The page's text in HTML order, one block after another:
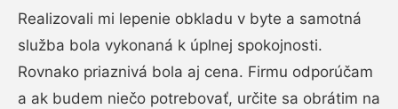
Realizovali mi lepenie obkladu v byte a samotná
služba bola vykonaná k úplnej spokojnosti.
Rovnako priaznivá bola aj cena. Firmu odporúčam
a ak budem niečo potrebovať, určite sa obrátim na